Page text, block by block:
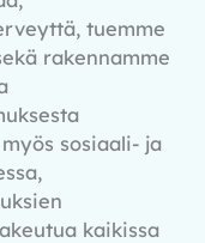
tuemme
rakennamme
sosiaali- ja
kaikissa